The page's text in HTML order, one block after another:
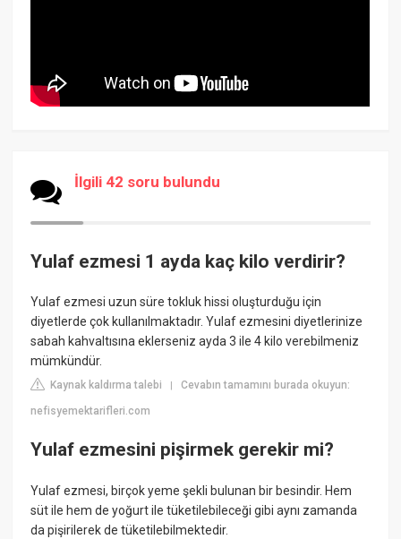
İlgili 42 soru bulundu
Yulaf ezmesi 1 ayda kaç kilo verdirir?
Yulaf ezmesi uzun süre tokluk hissi oluşturduğu için
diyetlerde çok kullanılmaktadır. Yulaf ezmesini diyetlerinize
sabah kahvaltısına eklerseniz ayda 3 ile 4 kilo verebilmeniz
mümkündür.
Kaynak kaldırma talebi |Cevabın tamamını burada okuyun:
nefisyemektarifleri.com
Yulaf ezmesini pişirmek gerekir mi?
Yulaf ezmesi, birçok yeme şekli bulunan bir besindir. Hem
süt ile hem de yoğurt ile tüketilebileceği gibi aynı zamanda
da pişirilerek de tüketilebilmektedir.